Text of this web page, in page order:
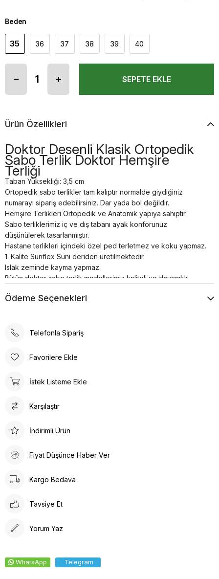
Beden
35 36 37 38 39 40
Ürün Özellikleri
Doktor Desenli Klasik Ortopedik
Sabo Terlik Doktor Hemşire
Terliği
Taban Yüksekliği: 3,5 cm
Ortopedik sabo terlikler tam kalıptır normalde giydiğiniz
numarayı sipariş edebilirsiniz. Dar yada bol değildir.
Hemşire Terlikleri Ortopedik ve Anatomik yapıya sahiptir.
Sabo terliklerimiz iç ve dış tabanı ayak konforunuz
düşünülerek tasarlanmıştır.
Hastane terlikleri içindeki özel ped terletmez ve koku yapmaz.
1. Kalite Sunflex Suni deriden üretilmektedir.
Islak zeminde kayma yapmaz.
Bütün doktor sabo terlik modellerimiz kaliteli ve dayanıklı
Tam anatomik sabo terlik temizliği nemli bir bez yardımı ile
evde, günlük yaşamın her alanında kullanılabilir.
konforlu bir deneyim sunar. Günlük kullanım için ideal olan bu
tasarlanmıştır. Gün boyu rahat adımlar atmanızı sağlar. Suni deri
sunar. İç tabanında kullanılan suni deri malzeme ayağınızın
Kalın topuklu tasarım, dengeli ve rahat bir yürüyüş deneyimi
Ödeme Seçenekleri
Telefonla Sipariş
Favorilere Ekle
İstek Listeme Ekle
Karşılaştır
İndirimli Ürün
Fiyat Düşünce Haber Ver
Kargo Bedava
Tavsiye Et
Yorum Yaz
WhatsApp Telegram